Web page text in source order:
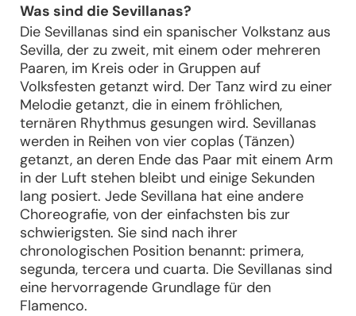
Was sind die Sevillanas?
Die Sevillanas sind ein spanischer Volkstanz aus
Sevilla, der zu zweit, mit einem oder mehreren
Paaren, im Kreis oder in Gruppen auf
Volksfesten getanzt wird. Der Tanz wird zu einer
Melodie getanzt, die in einem fröhlichen,
ternären Rhythmus gesungen wird. Sevillanas
werden in Reihen von vier coplas (Tänzen)
getanzt, an deren Ende das Paar mit einem Arm
in der Luft stehen bleibt und einige Sekunden
lang posiert. Jede Sevillana hat eine andere
Choreografie, von der einfachsten bis zur
schwierigsten. Sie sind nach ihrer
chronologischen Position benannt: primera,
segunda, tercera und cuarta. Die Sevillanas sind
eine hervorragende Grundlage für den
Flamenco.